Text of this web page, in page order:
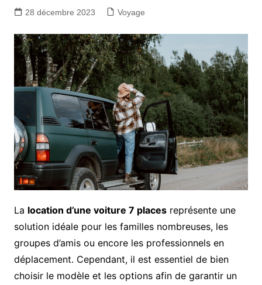
28 décembre 2023 Voyage
La location d’une voiture 7 placesreprésente une
solution idéale pour les familles nombreuses, les
groupes d’amis ou encore les professionnels en
déplacement. Cependant, il est essentiel de bien
choisir le modèle et les options afin de garantir un